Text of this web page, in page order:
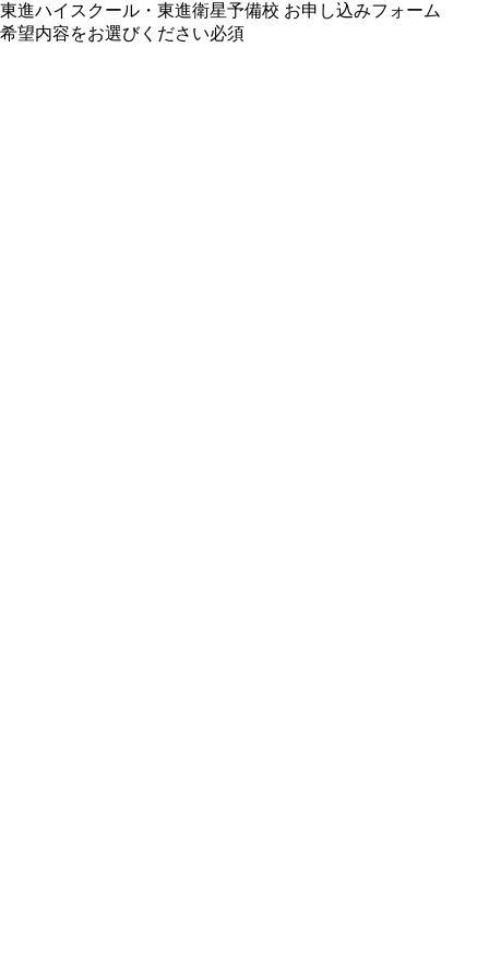
東進ハイスクール・東進衛星予備校 お申し込みフォーム
希望内容をお選びください必須